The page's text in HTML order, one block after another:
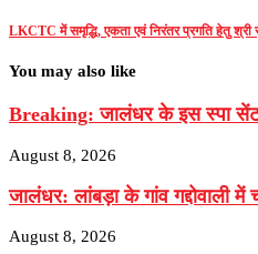
LKCTC में समृद्धि, एकता एवं निरंतर प्रगति हेतु
You may also like
Breaking: जालंधर के इस स्पा
August 8, 2026
जालंधर: लांबड़ा के गांव गद्दोवाली में
August 8, 2026